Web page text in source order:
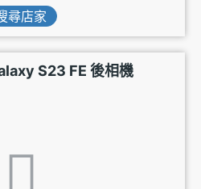
尋店家
S23 FE 後相機